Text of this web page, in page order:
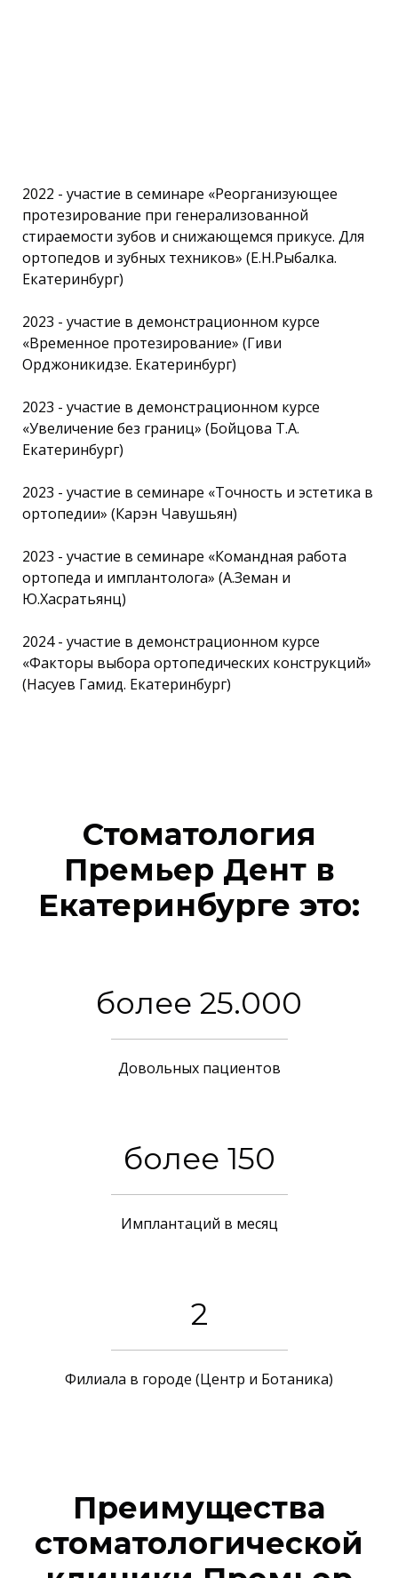
2022 - участие в семинаре «Реорганизующее
протезирование при генерализованной
стираемости зубов и снижающемся прикусе. Для
ортопедов и зубных техников» (Е.Н.Рыбалка.
Екатеринбург)
2023 - участие в демонстрационном курсе
«Временное протезирование» (Гиви
Орджоникидзе. Екатеринбург)
2023 - участие в демонстрационном курсе
«Увеличение без границ» (Бойцова Т.А.
Екатеринбург)
2023 - участие в семинаре «Точность и эстетика в
ортопедии» (Карэн Чавушьян)
2023 - участие в семинаре «Командная работа
ортопеда и имплантолога» (А.Земан и
Ю.Хасратьянц)
2024 - участие в демонстрационном курсе
«Факторы выбора ортопедических конструкций»
(Насуев Гамид. Екатеринбург)
Стоматология
Премьер Дент в
Екатеринбурге это:
более 25.000
Довольных пациентов
более 150
Имплантаций в месяц
2
Филиала в городе (Центр и Ботаника)
Преимущества
стоматологической